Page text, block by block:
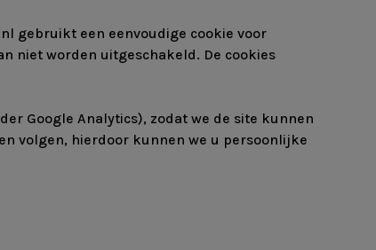
gebruikt een eenvoudige cookie voor
niet worden uitgeschakeld. De cookies
Google Analytics), zodat we de site kunnen
volgen, hierdoor kunnen we u persoonlijke